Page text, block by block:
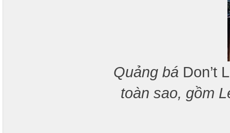
Quảng bá Don’t
toàn sao, gồm